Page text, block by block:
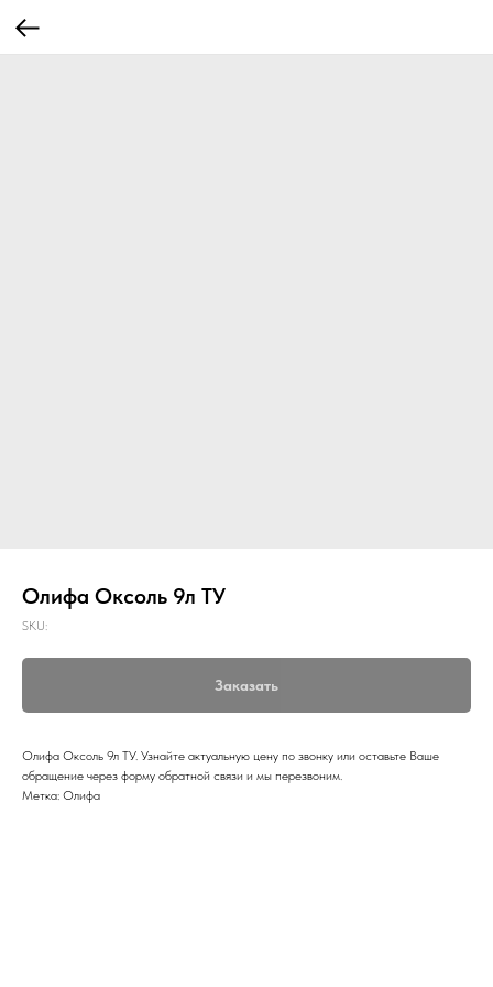
Олифа Оксоль 9л ТУ
SKU:
Заказать
Олифа Оксоль 9л ТУ. Узнайте актуальную цену по звонку или оставьте Ваше
обращение через форму обратной связи и мы перезвоним.
Метка: Олифа